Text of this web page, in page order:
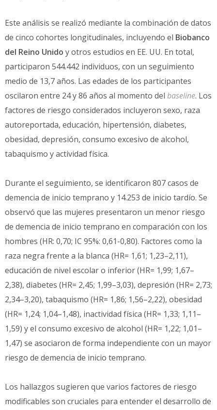
Este análisis se realizó mediante la combinación de datos
de cinco cohortes longitudinales, incluyendo el Biobanco
del Reino Unido y otros estudios en EE. UU. En total,
participaron 544.442 individuos, con un seguimiento
medio de 13,7 años. Las edades de los participantes
oscilaron entre 24 y 86 años al momento del baseline. Los
factores de riesgo considerados incluyeron sexo, raza
autoreportada, educación, hipertensión, diabetes,
obesidad, depresión, consumo excesivo de alcohol,
tabaquismo y actividad física.
Durante el seguimiento, se identificaron 807 casos de
demencia de inicio temprano y 14.253 de inicio tardío. Se
observó que las mujeres presentaron un menor riesgo
de demencia de inicio temprano en comparación con los
hombres (HR: 0,70; IC 95%: 0,61-0,80). Factores como la
raza negra frente a la blanca (HR= 1,61; 1,23–2,11),
educación de nivel escolar o inferior (HR= 1,99; 1,67–
2,38), diabetes (HR= 2,45; 1,99–3,03), depresión (HR= 2,73;
2,34–3,20), tabaquismo (HR= 1,86; 1,56–2,22), obesidad
(HR= 1,24; 1,04–1,48), inactividad física (HR= 1,33; 1,11–
1,59) y el consumo excesivo de alcohol (HR= 1,22; 1,01–
1,47) se asociaron de forma independiente con un mayor
riesgo de demencia de inicio temprano.
Los hallazgos sugieren que varios factores de riesgo
modificables son cruciales para entender el desarrollo de